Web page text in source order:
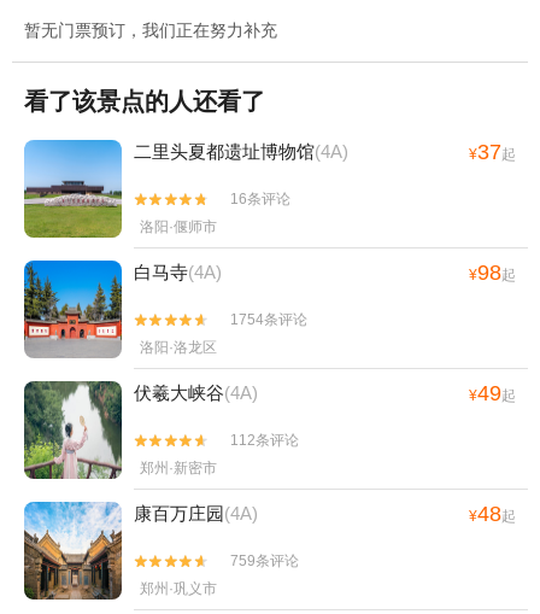
暂无门票预订，我们正在努力补充
看了该景点的人还看了
二里头夏都遗址博物馆(4A) ¥37起


16条评论
洛阳·偃师市
白马寺(4A) ¥98起


1754条评论
洛阳·洛龙区
伏羲大峡谷(4A) ¥49起


112条评论
郑州·新密市
康百万庄园(4A) ¥48起


759条评论
郑州·巩义市